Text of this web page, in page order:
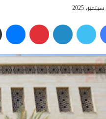
فيسبوك تويتر لينكدإن بينتيريست